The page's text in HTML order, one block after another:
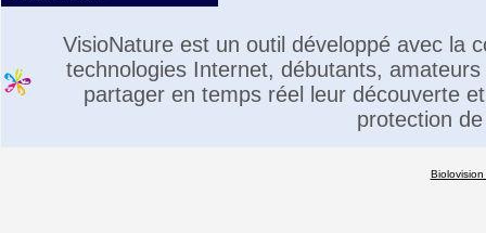
VisioNature est un outil développé avec la
technologies Internet, débutants,
partager en temps réel leur découverte
protection
Biolovision